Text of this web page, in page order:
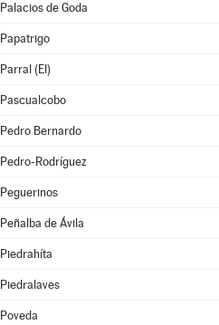
Palacios de Goda
Papatrigo
Parral (El)
Pascualcobo
Pedro Bernardo
Pedro-Rodríguez
Peguerinos
Peñalba de Ávila
Piedrahíta
Piedralaves
Poveda